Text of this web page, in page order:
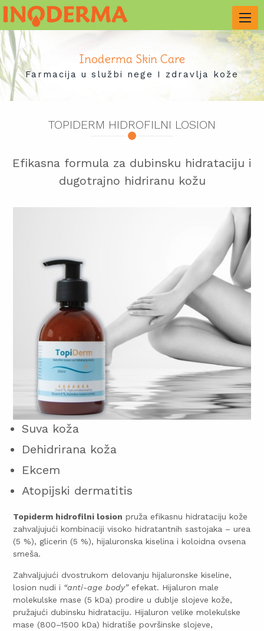
Inoderma Skin Care
Farmacija u službi nege I zdravlja kože
TOPIDERM HIDROFILNI LOSION
Efikasna formula za dubinsku hidrataciju i
dugotrajno hidriranu kožu
Suva koža
Dehidrirana koža
Ekcem
Atopijski dermatitis
Topiderm hidrofilni losion pruža efikasnu hidrataciju kože
zahvaljujući kombinaciji visoko hidratantnih sastojaka – urea
(5 %), glicerin (5 %),hijaluronska kiselina i koloidna ovsena
smeša.
Zahvaljujući dvostrukom delovanju hijaluronske kiseline,
losion nudi i “anti-age body”efekat. Hijaluron male
molekulske mase (5 kDa) prodire u dublje slojeve kože,
pružajući dubinsku hidrataciju. Hijaluron velike molekulske
mase (800–1500 kDa) hidratiše površinske slojeve,